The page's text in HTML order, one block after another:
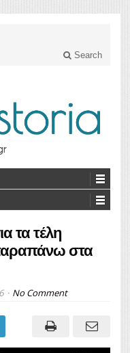
Search
τα τέλη
στα
No Comment